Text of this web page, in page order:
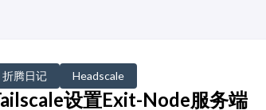
折腾日记 Headscale
设置Exit-Node服务端